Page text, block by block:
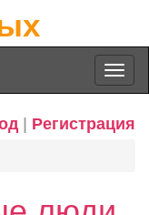
| Регистрация